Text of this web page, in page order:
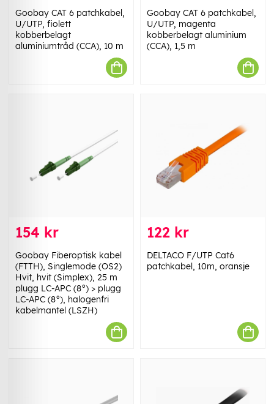
Goobay CAT 6 patchkabel,
U/UTP, fiolett
kobberbelagt
aluminiumtråd (CCA), 10 m
Goobay CAT 6 patchkabel,
U/UTP, magenta
kobberbelagt aluminium
(CCA), 1,5 m
154 kr
Goobay Fiberoptisk kabel
(FTTH), Singlemode (OS2)
Hvit, hvit (Simplex), 25 m
plugg LC-APC (8°) > plugg
LC-APC (8°), halogenfri
kabelmantel (LSZH)
122 kr
DELTACO F/UTP Cat6
patchkabel, 10m, oransje